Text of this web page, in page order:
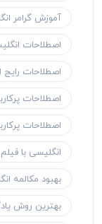
آموزش گرامر
اصطلاحات
اصطلاحات رایج
اصطلاحات
اصطلاحات
انگلیسی با فیلم
بهبود مکالمه
بهترین روش